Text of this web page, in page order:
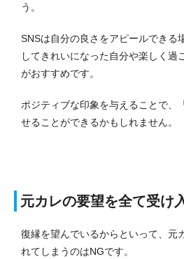
う。
SNSは自分の良さをアピールできる
してきれいになった自分や楽しく過
がおすすめです。
ポジティブな印象を与えることで、
せることができるかもしれません。
元カレの要望を全て受け
復縁を望んでいるからといって、元
れてしまうのはNGです。